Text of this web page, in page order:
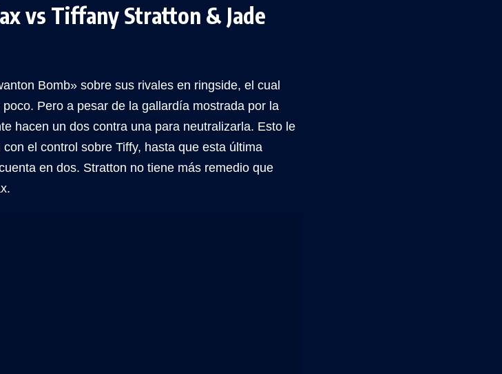
vs Tiffany Stratton & Jade
Bomb» sobre sus rivales en ringside, el cual
Pero a pesar de la gallardía mostrada por la
hacen un dos contra una para neutralizarla. Esto le
el control sobre Tiffy, hasta que esta última
en dos. Stratton no tiene más remedio que